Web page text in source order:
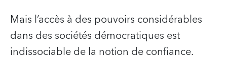
Mais l’accès à des pouvoirs considérables
dans des sociétés démocratiques est
indissociable de la notion de confiance.